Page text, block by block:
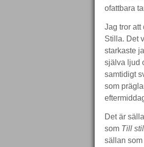
ofattbara
Jag tror att
Stilla. Det
starkaste
själva ljud
samtidigt
som
Det är
som Till
sällan